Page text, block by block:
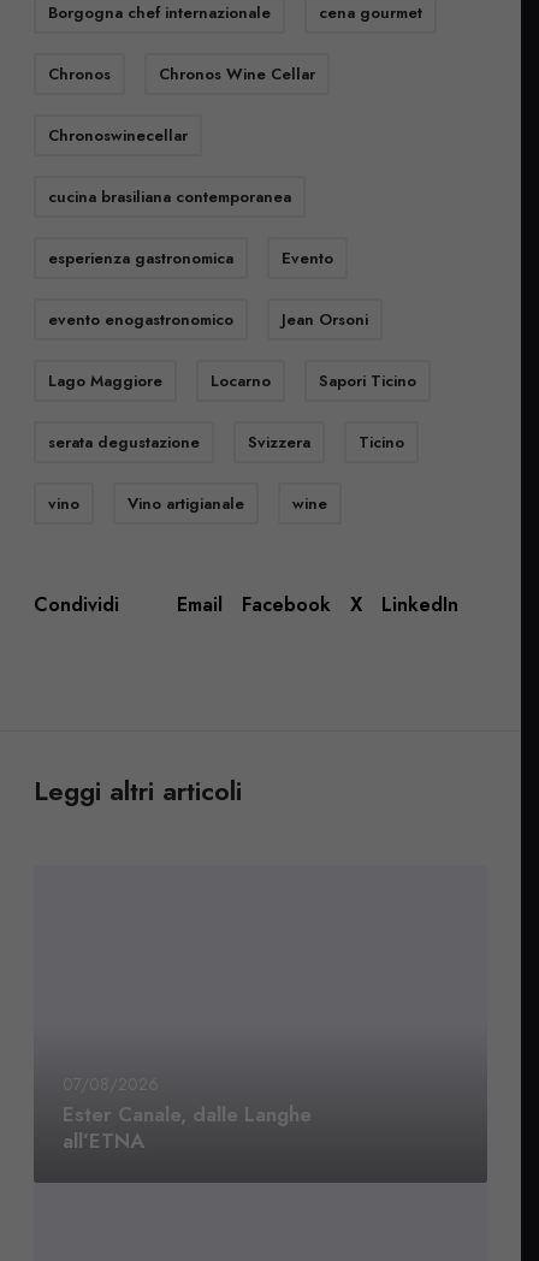
Borgogna chef internazionale cena gourmet
Chronos Chronos Wine Cellar
Chronoswinecellar
cucina brasiliana contemporanea
esperienza gastronomica Evento
evento enogastronomico Jean Orsoni
Lago Maggiore Locarno Sapori Ticino
serata degustazione Svizzera Ticino
vino Vino artigianale wine
Condividi Email Facebook X LinkedIn
Leggi altri articoli
Ester Canale, dalle Langhe
all’ETNA